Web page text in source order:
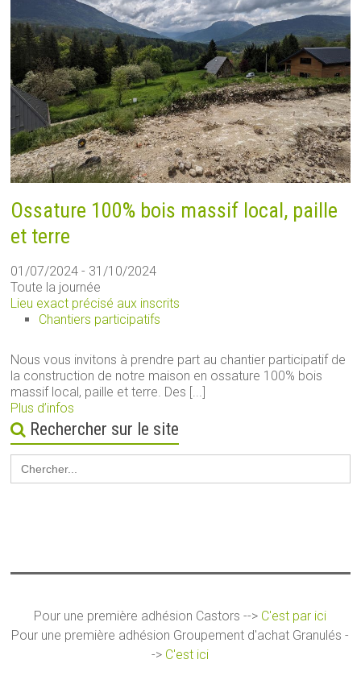
Ossature 100% bois massif local, paille
et terre
01/07/2024 - 31/10/2024
Toute la journée
Lieu exact précisé aux inscrits
Chantiers participatifs
Nous vous invitons à prendre part au chantier participatif de
la construction de notre maison en ossature 100% bois
massif local, paille et terre. Des [...]
Plus d’infos
Rechercher sur le site
Search
for:
Pour une première adhésion Castors --> C'est par ici
Pour une première adhésion Groupement d'achat Granulés -
-> C'est ici